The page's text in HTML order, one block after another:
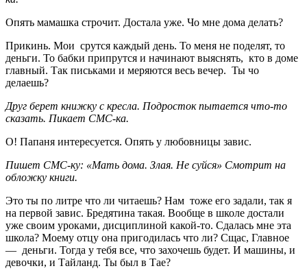
Опять мамашка строчит. Достала уже. Чо мне дома делать?
Прикинь. Мои срутся каждый день. То меня не поделят, то
деньги. То бабки припрутся и начинают выяснять, кто в доме
главный. Так письками и меряются весь вечер. Ты чо
делаешь?
Друг берет книжку с кресла. Подросток пытается что-то
сказать. Пикает СМС-ка.
О! Папаня интересуется. Опять у любовницы завис.
Пишет СМС-ку: «Мать дома. Злая. Не суйся» Смотрит на
обложку книги.
Это ты по литре что ли читаешь? Нам тоже его задали, так я
на первой завис. Бредятина такая. Вообще в школе достали
уже своим уроками, дисциплиной какой-то. Сдалась мне эта
школа? Моему отцу она пригодилась что ли? Сщас, Главное
— деньги. Тогда у тебя все, что захочешь будет. И машины, и
девочки, и Тайланд. Ты был в Тае?